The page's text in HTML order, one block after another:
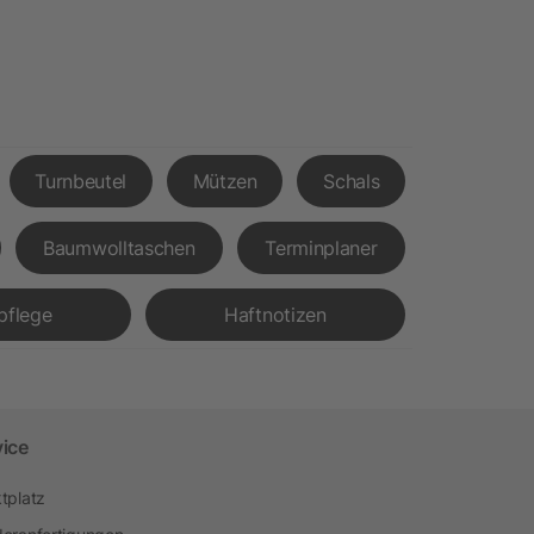
Turnbeutel Mützen Schals
Baumwolltaschen Terminplaner
Haftnotizen